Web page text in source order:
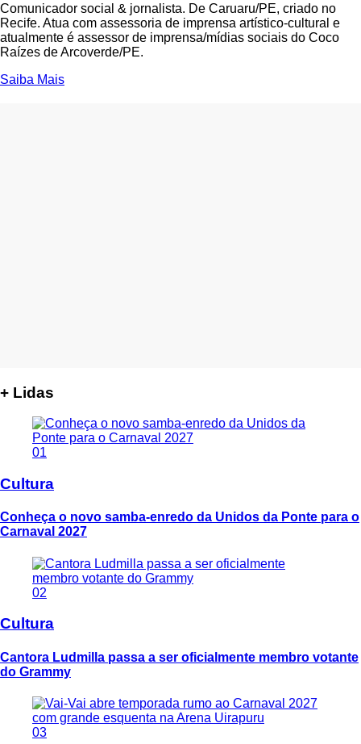
Comunicador social & jornalista. De Caruaru/PE, criado no
Recife. Atua com assessoria de imprensa artístico-cultural e
atualmente é assessor de imprensa/mídias sociais do Coco
Raízes de Arcoverde/PE.
Saiba Mais
+ Lidas
01
Cultura
Conheça o novo samba-enredo da Unidos da Ponte para o
Carnaval 2027
02
Cultura
Cantora Ludmilla passa a ser oficialmente membro votante
do Grammy
03